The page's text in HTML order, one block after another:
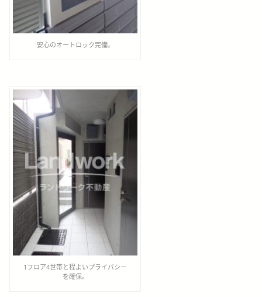
安心のオートロック完備。
1フロア4世帯と程よいプライバシー
を確保。